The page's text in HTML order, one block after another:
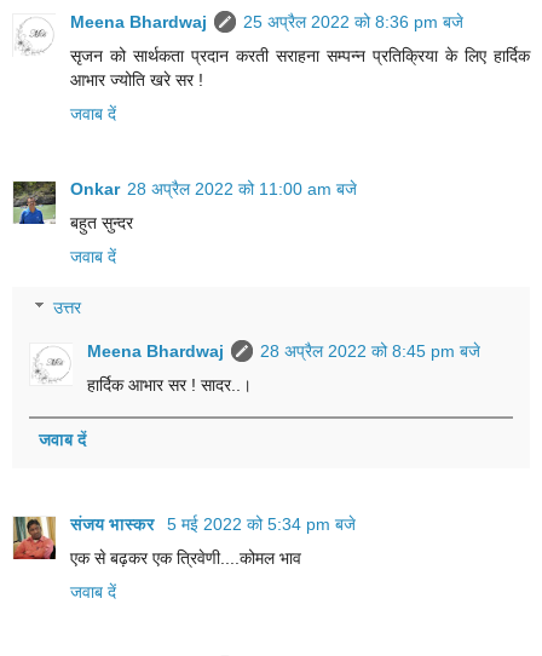
Meena Bhardwaj
25 अप्रैल 2022 को 8:36 pm बजे
सृजन को सार्थकता प्रदान करती सराहना सम्पन्न प्रतिक्रिया के लिए हार्दिक
आभार ज्योति खरे सर !
जवाब दें
Onkar 28 अप्रैल 2022 को 11:00 am बजे
बहुत सुन्दर
जवाब दें
उत्तर
Meena Bhardwaj
28 अप्रैल 2022 को 8:45 pm बजे
हार्दिक आभार सर ! सादर..।
जवाब दें
संजय भास्‍कर
5 मई 2022 को 5:34 pm बजे
एक से बढ़कर एक त्रिवेणी....कोमल भाव
जवाब दें